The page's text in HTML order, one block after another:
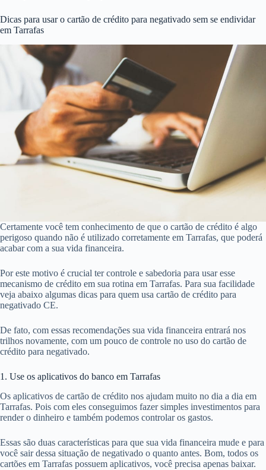
Dicas para usar o cartão de crédito para negativado sem se endividar
em Tarrafas
Certamente você tem conhecimento de que o cartão de crédito é algo
perigoso quando não é utilizado corretamente em Tarrafas, que poderá
acabar com a sua vida financeira.
Por este motivo é crucial ter controle e sabedoria para usar esse
mecanismo de crédito em sua rotina em Tarrafas. Para sua facilidade
veja abaixo algumas dicas para quem usa cartão de crédito para
negativado CE.
De fato, com essas recomendações sua vida financeira entrará nos
trilhos novamente, com um pouco de controle no uso do cartão de
crédito para negativado.
1. Use os aplicativos do banco em Tarrafas
Os aplicativos de cartão de crédito nos ajudam muito no dia a dia em
Tarrafas. Pois com eles conseguimos fazer simples investimentos para
render o dinheiro e também podemos controlar os gastos.
Essas são duas características para que sua vida financeira mude e para
você sair dessa situação de negativado o quanto antes. Bom, todos os
cartões em Tarrafas possuem aplicativos, você precisa apenas baixar.